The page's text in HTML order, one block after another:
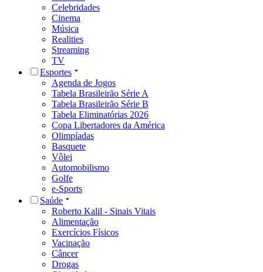
Celebridades
Cinema
Música
Realities
Streaming
TV
Esportes
Agenda de Jogos
Tabela Brasileirão Série A
Tabela Brasileirão Série B
Tabela Eliminatórias 2026
Copa Libertadores da América
Olimpíadas
Basquete
Vôlei
Automobilismo
Golfe
e-Sports
Saúde
Roberto Kalil - Sinais Vitais
Alimentação
Exercícios Físicos
Vacinação
Câncer
Drogas